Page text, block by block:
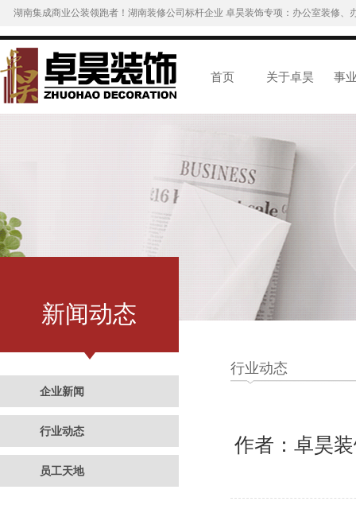
湖南集成商业公装领跑者！湖南装修公司标杆企业 卓昊装饰专项：办公室装修
首页 关于卓昊 事
新闻动态
企业新闻
行业动态
员工天地
行业动态
作者：卓昊